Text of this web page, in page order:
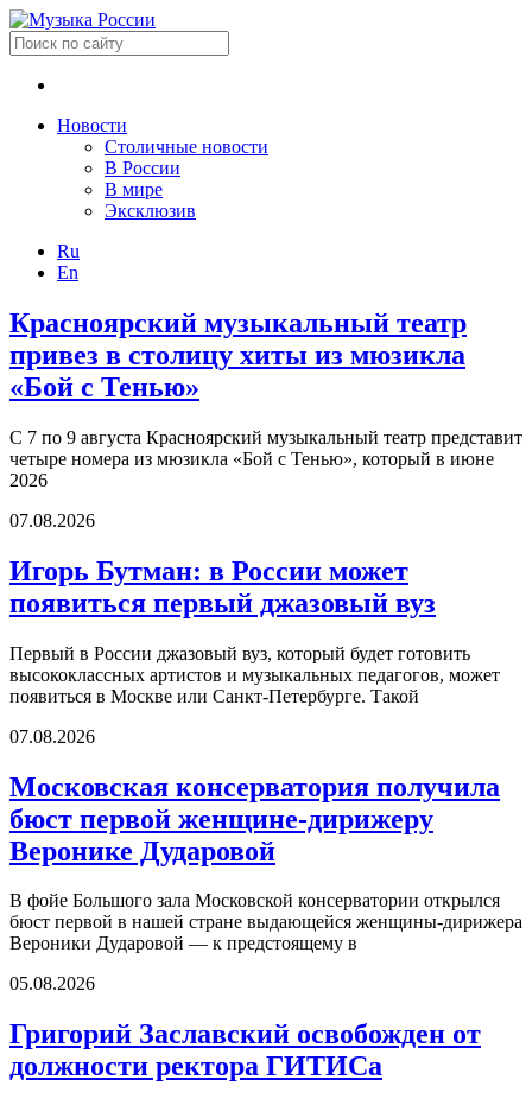
Новости
Столичные новости
В России
В мире
Эксклюзив
Ru
En
Красноярский музыкальный театр
привез в столицу хиты из мюзикла
«Бой с Тенью»
С 7 по 9 августа Красноярский музыкальный театр представит
четыре номера из мюзикла «Бой с Тенью», который в июне
2026
07.08.2026
Игорь Бутман: в России может
появиться первый джазовый вуз
Первый в России джазовый вуз, который будет готовить
высококлассных артистов и музыкальных педагогов, может
появиться в Москве или Санкт-Петербурге. Такой
07.08.2026
Московская консерватория получила
бюст первой женщине-дирижеру
Веронике Дударовой
В фойе Большого зала Московской консерватории открылся
бюст первой в нашей стране выдающейся женщины-дирижера
Вероники Дударовой — к предстоящему в
05.08.2026
Григорий Заславский освобожден от
должности ректора ГИТИСа